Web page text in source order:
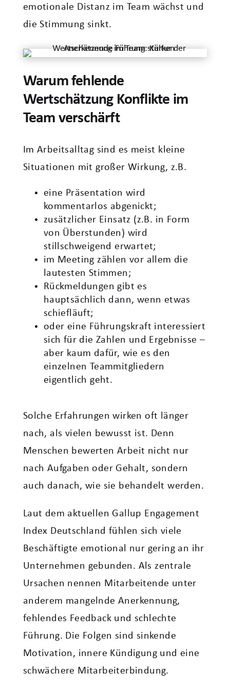
emotionale Distanz im Team wächst und
die Stimmung sinkt.
Warum fehlende
Wertschätzung Konflikte im
Team verschärft
Im Arbeitsalltag sind es meist kleine
Situationen mit großer Wirkung, z.B.
eine Präsentation wird
kommentarlos abgenickt;
zusätzlicher Einsatz (z.B. in Form
von Überstunden) wird
stillschweigend erwartet;
im Meeting zählen vor allem die
lautesten Stimmen;
Rückmeldungen gibt es
hauptsächlich dann, wenn etwas
schiefläuft;
oder eine Führungskraft interessiert
sich für die Zahlen und Ergebnisse –
aber kaum dafür, wie es den
einzelnen Teammitgliedern
eigentlich geht.
Solche Erfahrungen wirken oft länger
nach, als vielen bewusst ist. Denn
Menschen bewerten Arbeit nicht nur
nach Aufgaben oder Gehalt, sondern
auch danach, wie sie behandelt werden.
Laut dem aktuellen Gallup Engagement
Index Deutschland fühlen sich viele
Beschäftigte emotional nur gering an ihr
Unternehmen gebunden. Als zentrale
Ursachen nennen Mitarbeitende unter
anderem mangelnde Anerkennung,
fehlendes Feedback und schlechte
Führung. Die Folgen sind sinkende
Motivation, innere Kündigung und eine
schwächere Mitarbeiterbindung.